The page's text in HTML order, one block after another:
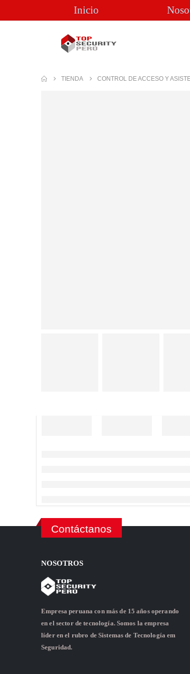
Inicio
TIENDA CONTROL DE ACCESO Y
Contáctanos
NOSOTROS
Empresa peruana con más de 15 años operando
en el sector de tecnología. Somos la empresa
líder en el rubro de Sistemas de Tecnología em
Seguridad.